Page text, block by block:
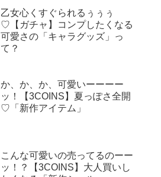
乙女心くすぐられるぅぅぅ
♡【ガチャ】コンプしたくなる
可愛さの「キャラグッズ」っ
て？
か、か、か、可愛いーーーー
ッ！【3COINS】夏っぽさ全開
♡「新作アイテム」
こんな可愛いの売ってるのーー
ッ！？【3COINS】大人買いし